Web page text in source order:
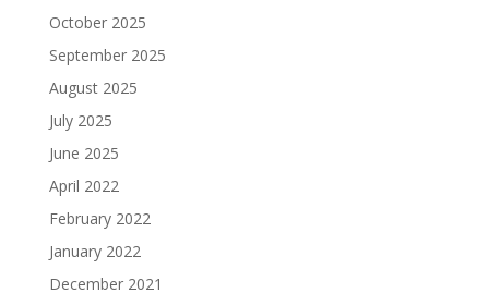
October 2025
September 2025
August 2025
July 2025
June 2025
April 2022
February 2022
January 2022
December 2021